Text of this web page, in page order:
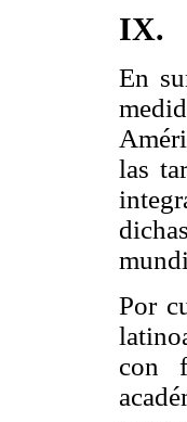
IX.
En
las
Por
con